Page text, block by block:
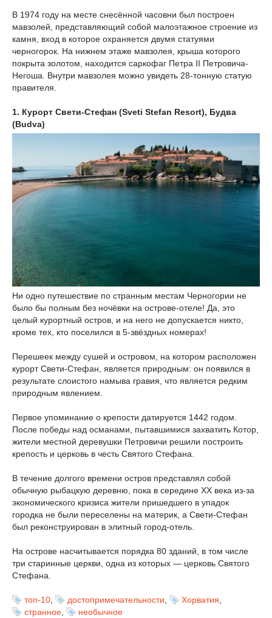
В 1974 году на месте снесённой часовни был построен
мавзолей, представляющий собой малоэтажное строение из
камня, вход в которое охраняется двумя статуями
черногорок. На нижнем этаже мавзолея, крыша которого
покрыта золотом, находится саркофаг Петра II Петровича-
Негоша. Внутри мавзолея можно увидеть 28-тонную статую
правителя.
1. Курорт Свети-Стефан (Sveti Stefan Resort), Будва
(Budva)
Ни одно путешествие по странным местам Черногории не
было бы полным без ночёвки на острове-отеле! Да, это
целый курортный остров, и на него не допускается никто,
кроме тех, кто поселился в 5-звёздных номерах!
Перешеек между сушей и островом, на котором расположен
курорт Свети-Стефан, является природным: он появился в
результате слоистого намыва гравия, что является редким
природным явлением.
Первое упоминание о крепости датируется 1442 годом.
После победы над османами, пытавшимися захватить Котор,
жители местной деревушки Петровичи решили построить
крепость и церковь в честь Святого Стефана.
В течение долгого времени остров представлял собой
обычную рыбацкую деревню, пока в середине XX века из-за
экономического кризиса жители пришедшего в упадок
городка не были переселены на материк, а Свети-Стефан
был реконструирован в элитный город-отель.
На острове насчитывается порядка 80 зданий, в том числе
три старинные церкви, одна из которых — церковь Святого
Стефана.
топ-10 достопримечательности Хорватия
странное
необычное